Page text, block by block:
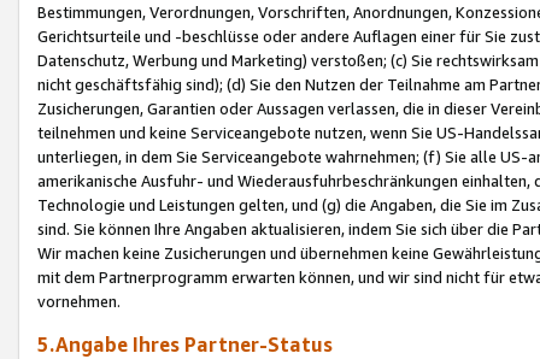
Bestimmungen, Verordnungen, Vorschriften, Anordnungen,
Gerichtsurteile und -beschlüsse oder andere Auflagen einer für Sie
Datenschutz, Werbung und Marketing) verstoßen; (c) Sie
nicht geschäftsfähig sind); (d) Sie den Nutzen der Teilnahme am
Zusicherungen, Garantien oder Aussagen verlassen, die in dieser
teilnehmen und keine Serviceangebote nutzen, wenn Sie US-
unterliegen, in dem Sie Serviceangebote wahrnehmen; (f) Sie alle
amerikanische Ausfuhr- und Wiederausfuhrbeschränkungen
Technologie und Leistungen gelten, und (g) die Angaben, die Sie im
sind. Sie können Ihre Angaben aktualisieren, indem Sie sich über die
Wir machen keine Zusicherungen und übernehmen keine
mit dem Partnerprogramm erwarten können, und wir sind nicht für
vornehmen.
5.Angabe Ihres Partner-Status